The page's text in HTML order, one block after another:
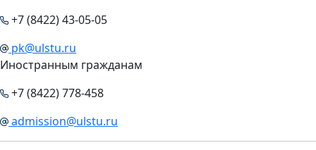
+7 (8422) 43-05-05
pk@ulstu.ru
Иностранным гражданам
+7 (8422) 778-458
admission@ulstu.ru